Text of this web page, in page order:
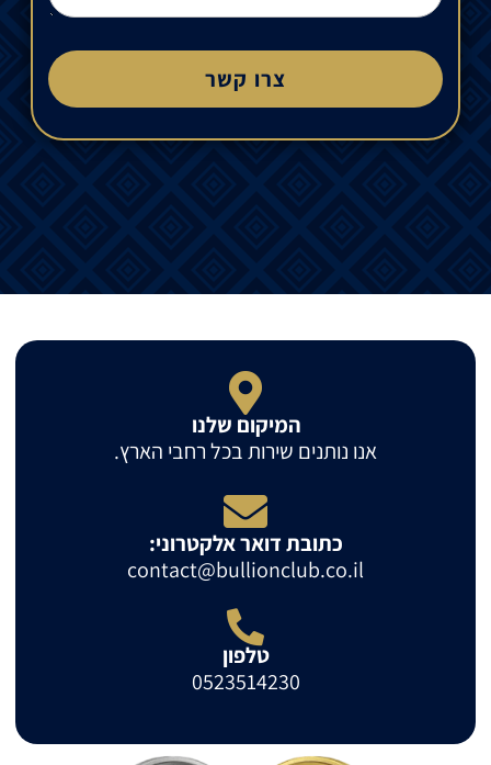
צרו קשר
המיקום שלנו
אנו נותנים שירות בכל רחבי הארץ.
כתובת דואר אלקטרוני:
contact@bullionclub.co.il
טלפון
0523514230